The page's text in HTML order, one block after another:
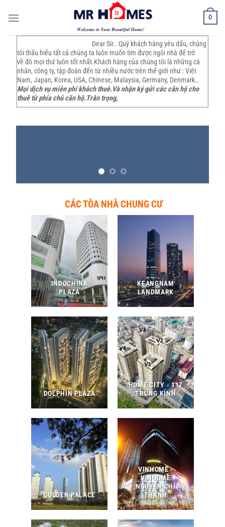
0
Dear Sir.. Quý khách hàng yêu dấu, chúng
tôi thấu hiểu tất cả chúng ta luôn muốn tìm được ngôi nhà để trở
về đó mọi thứ luôn tốt nhất.Khách hàng của chúng tôi là những cá
nhân, công ty, tập đoàn đến từ nhiều nước trên thế giới như : Việt
Nam, Japan, Korea, USA, Chinese, Malaysia, Germany, Denmark…
Mọi dịch vụ miễn phí khách thuê.Và nhận ký gửi các căn hộ cho
thuê từ phía chủ căn hộ.Trân trọng,
CÁC TÒA NHÀ CHUNG CƯ
INDOCHINA
PLAZA
KEANGNAM
LANDMARK
DOLPHIN PLAZA
HOME CITY - 117
TRUNG KÍNH
GOLDEN PALACE
VINHOME -
VINCOME
NGUYỄN CHÍ
THANH